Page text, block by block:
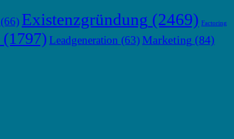
(66) Existenzgründung (2469) Factoring
(1797) Leadgeneration (63)Marketing (84)